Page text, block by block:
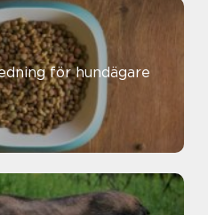
för hundägare